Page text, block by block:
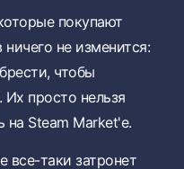
покупают
не изменится:
чтобы
просто нельзя
на Steam Market'e.
все-таки затронет